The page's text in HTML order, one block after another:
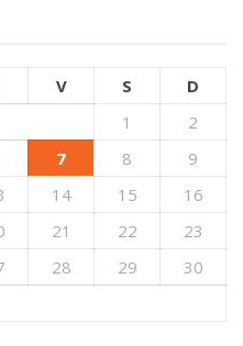
V S
D
1
2
7 8
9
14 15
16
21 22
23
28 29
30